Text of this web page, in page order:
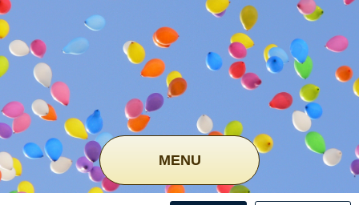
MENU